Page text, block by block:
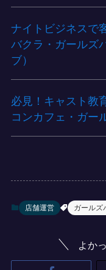
ナイトビジネスで
バクラ・ガールズ
ブ）
必見！キャスト教
コンカフェ・ガー
店舗運営 ガールズ
よか